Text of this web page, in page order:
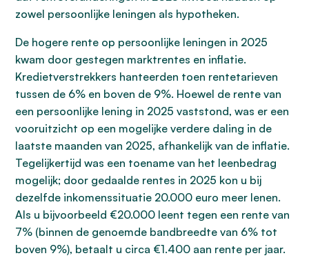
zowel persoonlijke leningen als hypotheken.
De hogere rente op persoonlijke leningen in 2025
kwam door gestegen marktrentes en inflatie.
Kredietverstrekkers hanteerden toen rentetarieven
tussen de 6% en boven de 9%. Hoewel de rente van
een persoonlijke lening in 2025 vaststond, was er een
vooruitzicht op een mogelijke verdere daling in de
laatste maanden van 2025, afhankelijk van de inflatie.
Tegelijkertijd was een toename van het leenbedrag
mogelijk; door gedaalde rentes in 2025 kon u bij
dezelfde inkomenssituatie 20.000 euro meer lenen.
Als u bijvoorbeeld €20.000 leent tegen een rente van
7% (binnen de genoemde bandbreedte van 6% tot
boven 9%), betaalt u circa €1.400 aan rente per jaar.